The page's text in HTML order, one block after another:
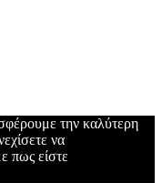
την καλύτερη
να
πως είστε